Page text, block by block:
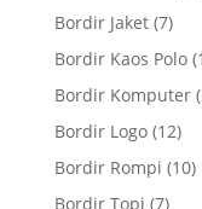
Bordir Jaket(7)
Bordir Kaos Polo
Bordir Komputer
Bordir Logo(12)
Bordir Rompi (10)
Bordir Topi (7)